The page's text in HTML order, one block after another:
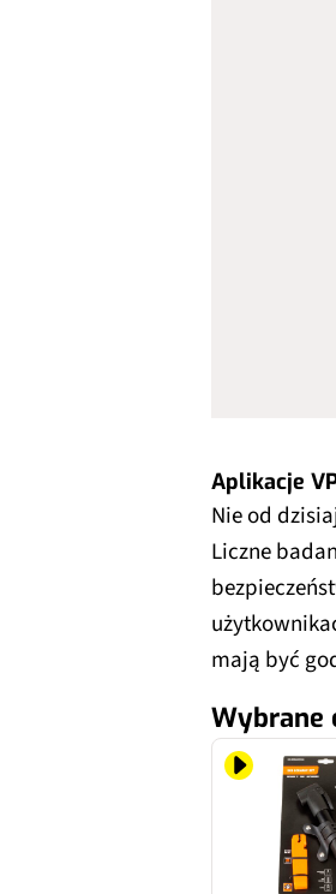
Aplikacje
Nie od
Liczne
mają być
Wybrane